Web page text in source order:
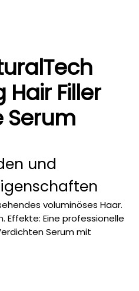
Filler
Serum
und
voluminöses Haar.
Effekte: Eine professionelle
Serum mit